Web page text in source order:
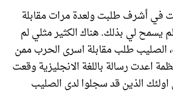
في أشرف طلبت ولعدة مرات مقابلة
يسمح لي بذلك. هناك الكثير مثلي لم
الصليب طلب مقابلة اسرى الحرب ممن
اعدت رسالة باللغة الانجليزية وقعت
الذين قد سجلوا لدى الصليب